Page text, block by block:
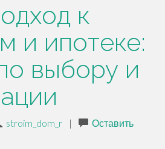
к
и ипотеке:
выбору и
stroim_dom_r |
Оставить